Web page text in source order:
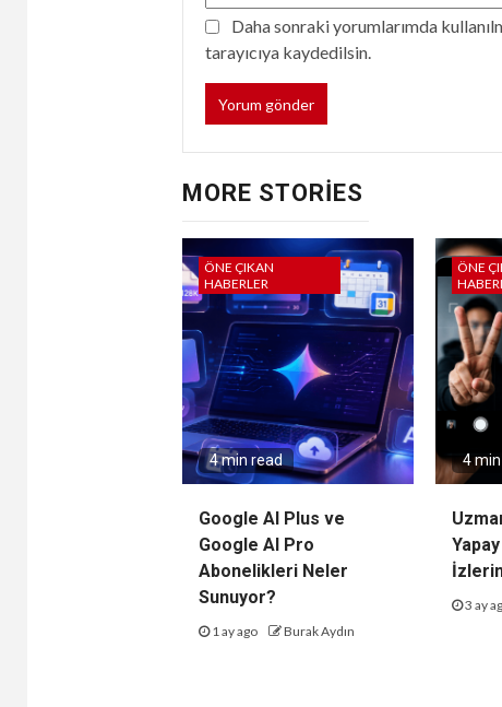
Daha sonraki yorumlarımda
tarayıcıya kaydedilsin.
MORE STORIES
ÖNE ÇIKAN
HABERLER
4 min read
Google AI Plus ve
Google AI Pro
Abonelikleri Neler
Sunuyor?
1 ay ago Burak Aydın
ÖNE
4
3 ay